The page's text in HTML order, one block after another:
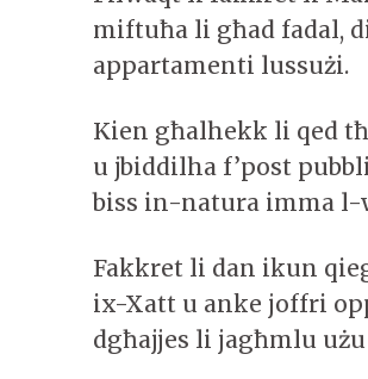
miftuħa li għad fadal,
appartamenti lussużi.
Kien għalhekk li qed
u jbiddilha f’post
biss in-natura imma
Fakkret li dan ikun
ix-Xatt u anke joffri
dgħajjes li jagħmlu